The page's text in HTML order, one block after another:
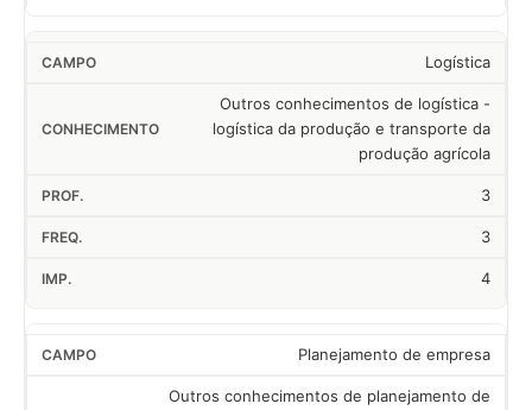
Logística
Outros conhecimentos de logística -
logística da produção e transporte da
produção agrícola
3
3
4
Planejamento de empresa
Outros conhecimentos de planejamento de